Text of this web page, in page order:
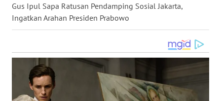
Gus Ipul Sapa Ratusan Pendamping Sosial Jakarta,
Ingatkan Arahan Presiden Prabowo
WN
JATIM
BALI
WN
KALBAR